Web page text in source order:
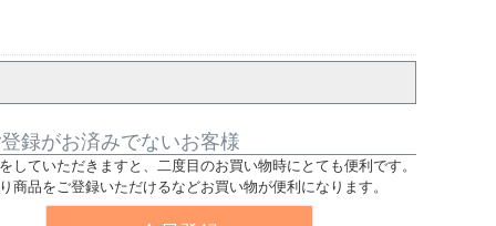
録がお済みでないお客様
していただきますと、二度目のお買い物時にとても便利です。
商品をご登録いただけるなどお買い物が便利になります。